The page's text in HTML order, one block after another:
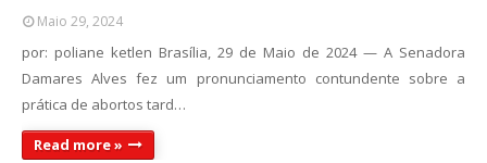
Maio 29, 2024
por: poliane ketlen Brasília, 29 de Maio de 2024 — A Senadora
Damares Alves fez um pronunciamento contundente sobre a
prática de abortos tard…
Read more »